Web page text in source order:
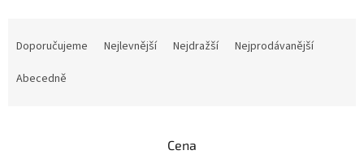
Doporučujeme Nejlevnější Nejdražší
Nejprodávanější
Abecedně
Cena